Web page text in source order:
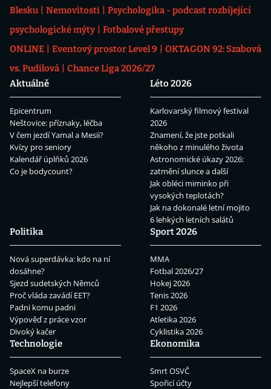
Blesku
Nemovitosti
Psychologika - podcast rozbíjející
psychologické mýty
Fotbalové přestupy
ONLINE
Eventový prostor Level 9
OKTAGON 92: Szabová
vs. Pudilová
Chance Liga 2026/27
Aktuálně
Epicentrum
Neštovice: příznaky, léčba
V čem jezdí Yamal a Mesii?
Kvízy pro seniory
Kalendář úplňků 2026
Co je bodycount?
Léto 2026
Karlovarský filmový festival
2026
Znamení, že jste potkali
někoho z minulého života
Astronomické úkazy 2026:
zatmění slunce a další
Jak obléci miminko při
vysokých teplotách?
Jak na dokonalé letní mojito
6 lehkých letních salátů
Politika
Nová superdávka: kdo na ní
dosáhne?
Sjezd sudetských Němců
Proč vláda zavádí EET?
Padni komu padni
Výpověď z práce vzor
Divoký kačer
Sport 2026
MMA
Fotbal 2026/27
Hokej 2026
Tenis 2026
F1 2026
Atletika 2026
Cyklistika 2026
Technologie
SpaceX na burze
Nejlepší telefony
Ekonomika
Smrt OSVČ
Spořicí účty